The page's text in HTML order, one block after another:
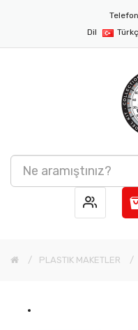
Dil
PLASTIK MAKETLER